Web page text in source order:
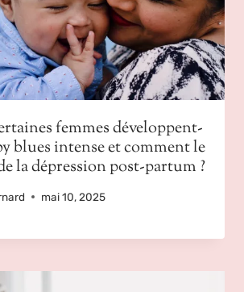
femmes développent-
blues intense et comment le
la dépression post-partum ?
mai 10, 2025